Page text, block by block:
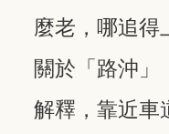
麼老，哪追得
關於「路沖」
解釋，靠近車